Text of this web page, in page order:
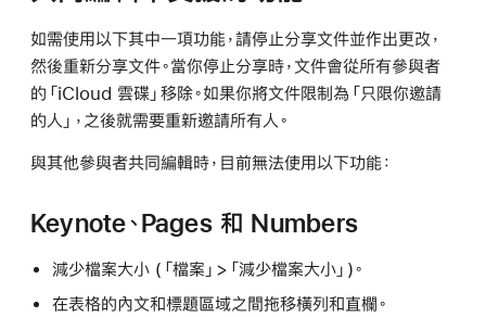
如需使用以下其中一項功能，請停止分享文件並作出更改，
然後重新分享文件。當你停止分享時，文件會從所有參與者
的「iCloud 雲碟」移除。如果你將文件限制為「只限你邀請
的人」，之後就需要重新邀請所有人。
與其他參與者共同編輯時，目前無法使用以下功能：
Keynote、Pages 和 Numbers
減少檔案大小 (「檔案」>「減少檔案大小」)。
在表格的內文和標題區域之間拖移橫列和直欄。